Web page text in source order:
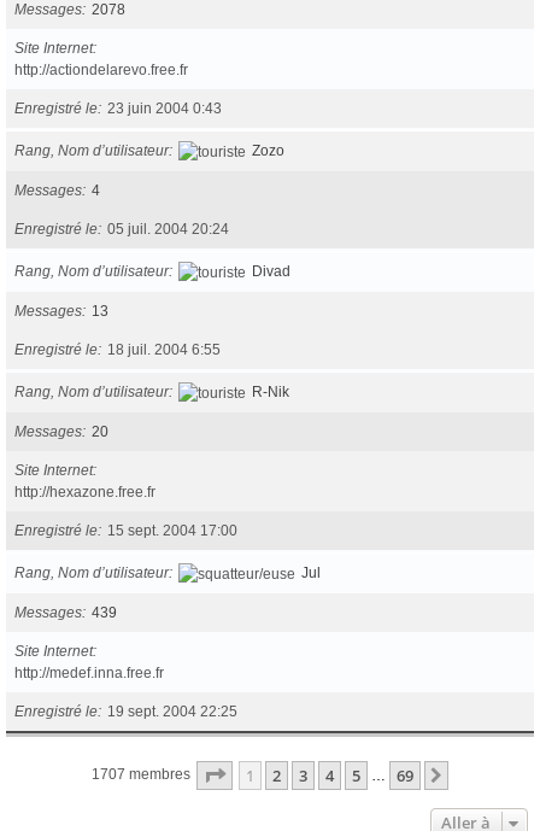
Messages 2078
Site Internet
http://actiondelarevo.free.fr
Enregistré le 23 juin 2004 0:43
Rang, Nom d’utilisateur Zozo
Messages 4
Enregistré le 05 juil. 2004 20:24
Rang, Nom d’utilisateur Divad
Messages 13
Enregistré le 18 juil. 2004 6:55
Rang, Nom d’utilisateur R-Nik
Messages 20
Site Internet
http://hexazone.free.fr
Enregistré le 15 sept. 2004 17:00
Rang, Nom d’utilisateur Jul
Messages 439
Site Internet
http://medef.inna.free.fr
Enregistré le 19 sept. 2004 22:25
1707 membres Page 1sur69
1 2 3 4 5 69
Aller à